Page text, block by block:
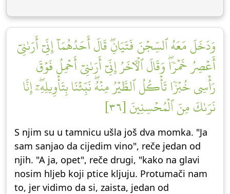
وَدَخَلَ مَعَهُ ٱلسِّجۡنَ فَتَيَانِۖ قَالَ أَحَدُهُمَآ إِنِّيٓ أَرَىٰنِيٓ
أَعۡصِرُ خَمۡرٗاۖ وَقَالَ ٱلۡأٓخَرُ إِنِّيٓ أَرَىٰنِيٓ أَحۡمِلُ فَوۡقَ
رَأۡسِي خُبۡزٗا تَأۡكُلُ ٱلطَّيۡرُ مِنۡهُۖ نَبِّئۡنَا بِتَأۡوِيلِهِۦٓۖ إِنَّا
نَرَىٰكَ مِنَ ٱلۡمُحۡسِنِينَ [٣٦]
S njim su u tamnicu ušla još dva momka. "Ja
sam sanjao da cijedim vino", reče jedan od
njih. "A ja, opet", reče drugi, "kako na glavi
nosim hljeb koji ptice kljuju. Protumači nam
to, jer vidimo da si, zaista, jedan od